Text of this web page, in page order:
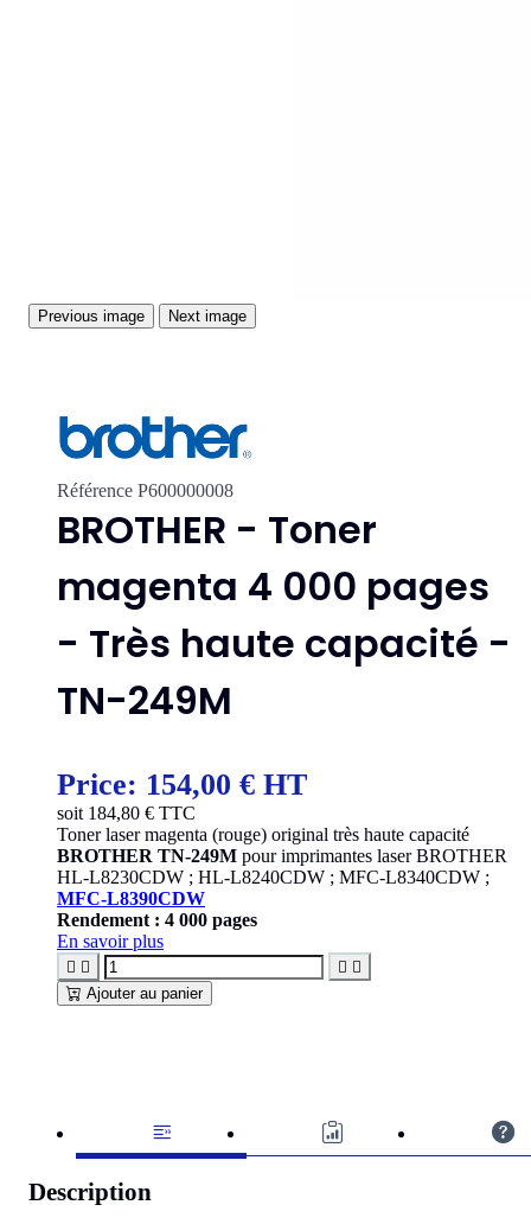
Previous image Next image
Référence P600000008
BROTHER - Toner
magenta 4 000 pages
- Très haute capacité -
TN-249M
Price: 154,00 € HT
soit 184,80 € TTC
Toner laser magenta (rouge) original très haute capacité
BROTHER TN-249M pour imprimantes laser BROTHER
HL-L8230CDW ; HL-L8240CDW ; MFC-L8340CDW ;
MFC-L8390CDW
Rendement : 4 000 pages
En savoir plus
   
Ajouter au panier
Description